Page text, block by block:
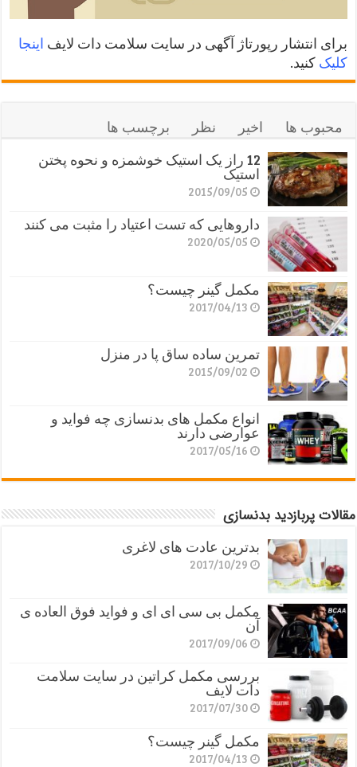
برای انتشار رپورتاژ آگهی در سایت سلامت دات لایف اینجا
کلیک کنید.
محبوب ها اخیر نظر
برچسب ها
12 راز یک استیک خوشمزه و نحوه پختن
استیک
2015/09/05
داروهایی که تست اعتیاد را مثبت می کنند
2020/05/05
مکمل گینر چیست؟
2017/04/13
تمرین ساده ساق پا در منزل
2015/09/02
انواع مکمل های بدنسازی چه فواید و
عوارضی دارند
2017/05/16
مقالات پربازدید بدنسازی
بدترین عادت های لاغری
2017/10/29
مکمل بی سی ای ای و فواید فوق العاده ی
آن
2017/09/06
بررسی مکمل کراتین در سایت سلامت
دات لایف
2017/07/30
مکمل گینر چیست؟
2017/04/13